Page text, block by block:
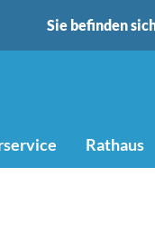
Sie befinden
Rathaus